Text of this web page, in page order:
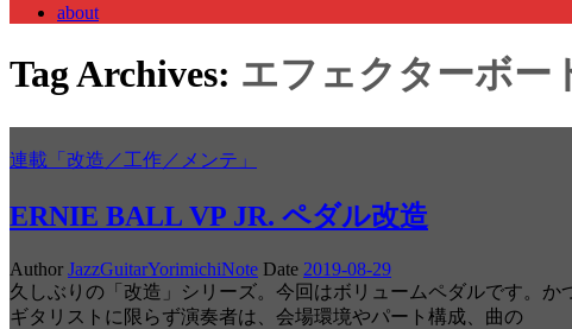
about
Tag Archives: エフェクターボー
連載「改造／工作／メンテ」
ERNIE BALL VP JR. ペダル改造
Author JazzGuitarYorimichiNote Date 2019-08-29
久しぶりの「改造」シリーズ。今回はボリュームペダルです。
ギタリストに限らず演奏者は、会場環境やパート構成、曲の